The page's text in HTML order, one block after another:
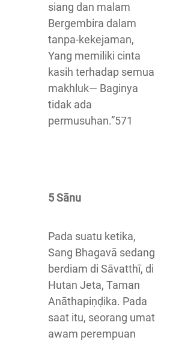
siang dan malam
Bergembira dalam
tanpa-kekejaman,
Yang memiliki cinta
kasih terhadap semua
makhluk— Baginya
tidak ada
permusuhan.”571
5 Sānu
Pada suatu ketika,
Sang Bhagavā sedang
berdiam di Sāvatthī, di
Hutan Jeta, Taman
Anāthapiṇḍika. Pada
saat itu, seorang umat
awam perempuan